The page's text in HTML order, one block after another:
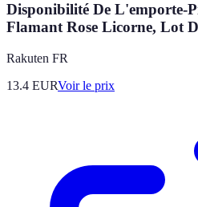
Disponibilité De L'emporte-
Flamant Rose Licorne, Lot
Rakuten FR
13.4 EURVoir le prix